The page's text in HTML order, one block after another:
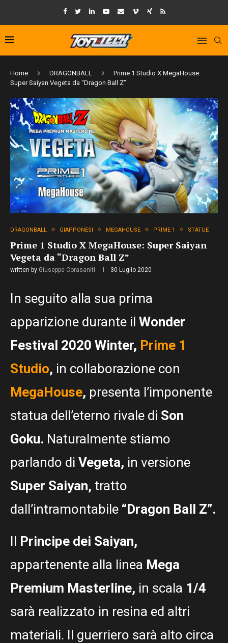
Home DRAGONBALL
Prime 1 Studio X MegaHouse:
Super Saiyan Vegeta da “Dragon Ball Z”
DRAGONBALL GIAPPONESI MEGAHOUSE PRIME 1 STATUE
Prime 1 Studio X MegaHouse: Super Saiyan
Vegeta da “Dragon Ball Z”
written by Giuseppe Corasaniti 30 Luglio 2020
In seguito alla sua prima
apparizione durante il Wonder
Festival 2020 Winter, Prime 1
Studio, in collaborazione con
MegaHouse, presenta l’imponente
statua dell’eterno rivale di Son
Goku. Naturalmente stiamo
parlando di Vegeta, in versione
Super Saiyan, tratto
dall’intramontabile “Dragon Ball Z”.
Il Principe dei Saiyan,
appartenente alla linea Mega
Premium Masterline, in scala 1/4
sarà realizzato in resina ed altri
materiali. Il guerriero sarà alto circa